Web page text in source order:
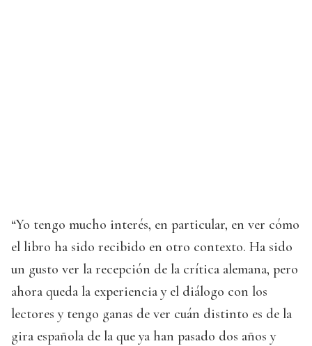
“Yo tengo mucho interés, en particular, en ver cómo
el libro ha sido recibido en otro contexto. Ha sido
un gusto ver la recepción de la crítica alemana, pero
ahora queda la experiencia y el diálogo con los
lectores y tengo ganas de ver cuán distinto es de la
gira española de la que ya han pasado dos años y